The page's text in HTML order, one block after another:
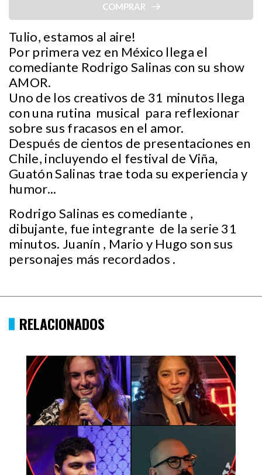
COMPRAR
Tulio, estamos al aire!
Por primera vez en México llega el
comediante Rodrigo Salinas con su show
AMOR.
Uno de los creativos de 31 minutos llega
con una rutina musical para reflexionar
sobre sus fracasos en el amor.
Después de cientos de presentaciones en
Chile, incluyendo el festival de Viña,
Guatón Salinas trae toda su experiencia y
humor...
Rodrigo Salinas es comediante ,
dibujante, fue integrante de la serie 31
minutos. Juanín , Mario y Hugo son sus
personajes más recordados .
RELACIONADOS